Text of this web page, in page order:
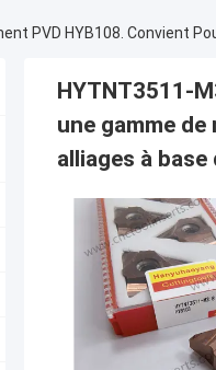
HYTNT3511-
une gamme
alliages à